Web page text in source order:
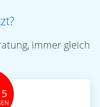
immer gleich